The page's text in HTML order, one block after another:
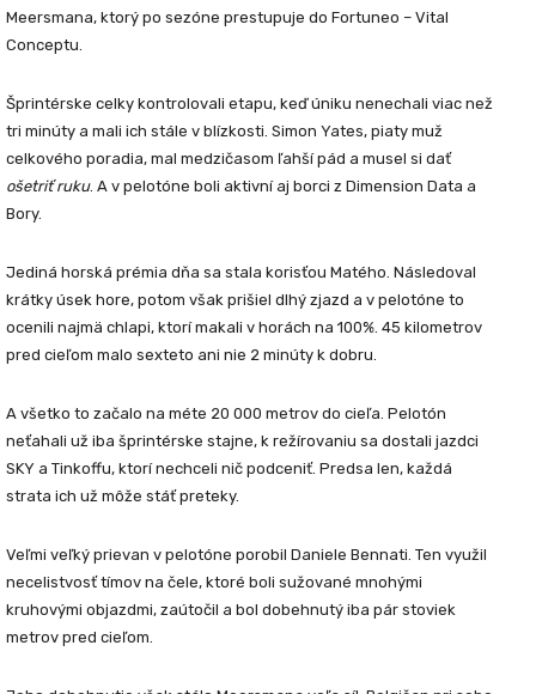
Meersmana, ktorý po sezóne prestupuje do Fortuneo – Vital
Conceptu.
Šprintérske celky kontrolovali etapu, keď úniku nenechali viac než
tri minúty a mali ich stále v blízkosti. Simon Yates, piaty muž
celkového poradia, mal medzičasom ľahší pád a musel si dať
ošetriť ruku. A v pelotóne boli aktivní aj borci z Dimension Data a
Bory.
Jediná horská prémia dňa sa stala korisťou Matého . Následoval
krátky úsek hore, potom však prišiel dlhý zjazd a v pelotóne to
ocenili najmä chlapi, ktorí makali v horách na 100%. 45 kilometrov
pred cieľom malo sexteto ani nie 2 minúty k dobru.
A všetko to začalo na méte 20 000 metrov do cieľa. Pelotón
neťahali už iba šprintérske stajne, k režírovaniu sa dostali jazdci
SKY a Tinkoffu, ktorí nechceli nič podceniť. Predsa len, každá
strata ich už môže stáť preteky.
Veľmi veľký prievan v pelotóne porobil Daniele Bennati . Ten využil
necelistvosť tímov na čele, ktoré boli sužované mnohými
kruhovými objazdmi, zaútočil a bol dobehnutý iba pár stoviek
metrov pred cieľom.